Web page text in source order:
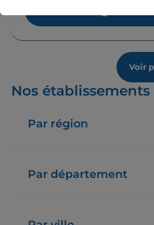
Voir
Nos établissements
Par région
Par département